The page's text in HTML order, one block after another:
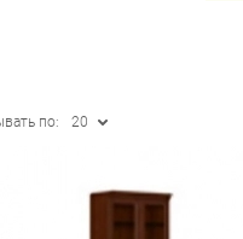
по: 20